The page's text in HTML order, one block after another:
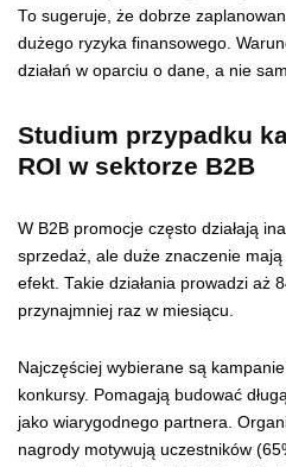
To sugeruje, że dobrze
dużego ryzyka finansowego.
działań w oparciu o dane, a nie
Studium przypadku
ROI w sektorze B2B
W B2B promocje często działają
sprzedaż, ale duże znaczenie
efekt. Takie działania prowadzi aż
przynajmniej raz w miesiącu.
Najczęściej wybierane są
konkursy. Pomagają budować
jako wiarygodnego partnera.
nagrody motywują uczestników